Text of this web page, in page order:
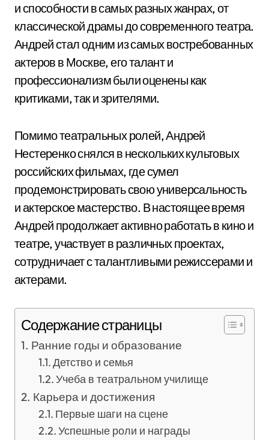
и способности в самых разных жанрах, от
классической драмы до современного театра.
Андрей стал одним из самых востребованных
актеров в Москве, его талант и
профессионализм были оценены как
критиками, так и зрителями.
Помимо театральных ролей, Андрей
Нестеренко снялся в нескольких культовых
российских фильмах, где сумел
продемонстрировать свою универсальность
и актерское мастерство. В настоящее время
Андрей продолжает активно работать в кино и
театре, участвует в различных проектах,
сотрудничает с талантливыми режиссерами и
актерами.
Содержание страницы
Ранние годы и образование
Детство и семья
Учеба в театральном училище
Карьера и достижения
Первые шаги на сцене
Успешные роли и награды